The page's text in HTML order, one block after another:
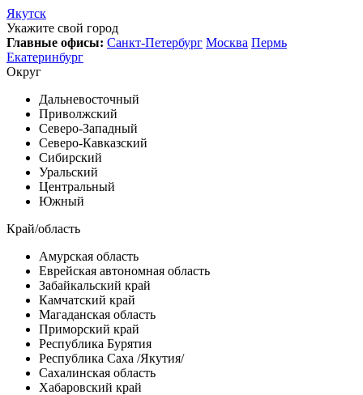
Якутск
Укажите свой город
Главные офисы: Санкт-Петербург Москва Пермь
Екатеринбург
Округ
Дальневосточный
Приволжский
Северо-Западный
Северо-Кавказский
Сибирский
Уральский
Центральный
Южный
Край/область
Амурская область
Еврейская автономная область
Забайкальский край
Камчатский край
Магаданская область
Приморский край
Республика Бурятия
Республика Саха /Якутия/
Сахалинская область
Хабаровский край